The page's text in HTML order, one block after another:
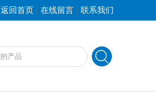
返回首页 | 在线留言 | 联系我们